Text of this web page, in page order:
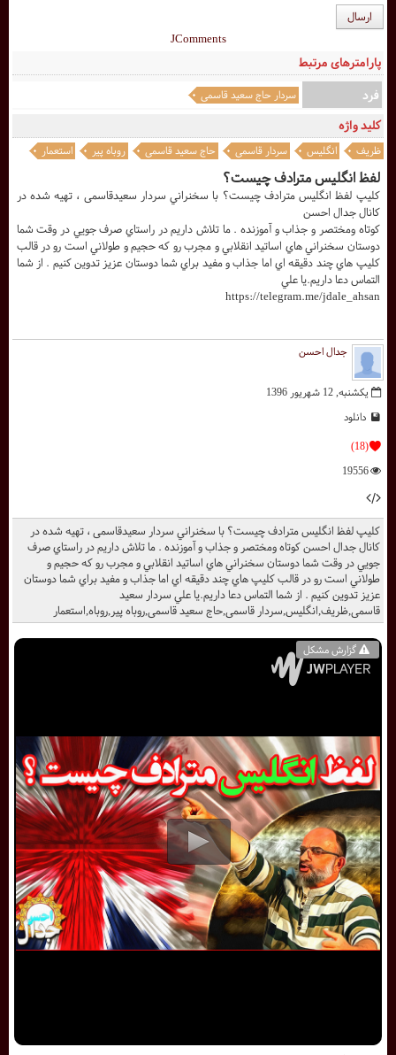
گزارش مشکل
کليپ لفظ انگلیس مترادف چیست؟ با سخنراني سردار سعیدقاسمی ، تهيه شده در
کانال جدال احسن کوتاه ومختصر و جذاب و آموزنده . ما تلاش داريم در راستاي صرف
جويي در وقت شما دوستان سخنراني هاي اساتيد انقلابي و مجرب رو که حجيم و
طولاني است رو در قالب کليپ هاي چند دقيقه اي اما جذاب و مفيد براي شما دوستان
عزيز تدوين کنيم . از شما التماس دعا داريم.يا علي سردار سعید
قاسمی,ظریف,انگلیس,سردار قاسمی,حاج سعید قاسمی,روباه پیر,روباه,استعمار
جدال احسن
یکشنبه, 12 شهریور 1396
دانلود
(18)
19556
لفظ انگلیس مترادف چیست؟
کليپ لفظ انگلیس مترادف چیست؟ با سخنراني سردار سعیدقاسمی ، تهيه شده در
کانال جدال احسن
کوتاه ومختصر و جذاب و آموزنده . ما تلاش داريم در راستاي صرف جويي در وقت شما
دوستان سخنراني هاي اساتيد انقلابي و مجرب رو که حجيم و طولاني است رو در قالب
کليپ هاي چند دقيقه اي اما جذاب و مفيد براي شما دوستان عزيز تدوين کنيم . از شما
التماس دعا داريم.يا علي
https://telegram.me/jdale_ahsan
کلید واژه
ظریف انگلیس سردار قاسمی حاج سعید قاسمی روباه پیر استعمار
پارامترهای مرتبط
فرد
سردار حاج سعید قاسمی
ارسال
JComments